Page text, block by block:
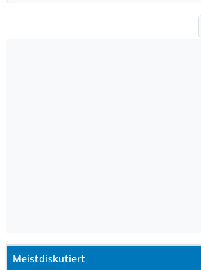
Meistdiskutiert